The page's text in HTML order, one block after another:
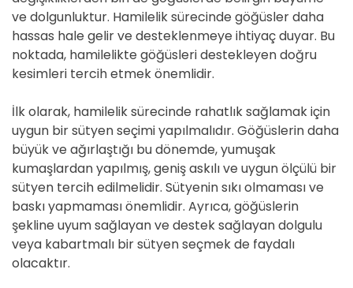
ve dolgunluktur. Hamilelik sürecinde göğüsler daha
hassas hale gelir ve desteklenmeye ihtiyaç duyar. Bu
noktada, hamilelikte göğüsleri destekleyen doğru
kesimleri tercih etmek önemlidir.
İlk olarak, hamilelik sürecinde rahatlık sağlamak için
uygun bir sütyen seçimi yapılmalıdır. Göğüslerin daha
büyük ve ağırlaştığı bu dönemde, yumuşak
kumaşlardan yapılmış, geniş askılı ve uygun ölçülü bir
sütyen tercih edilmelidir. Sütyenin sıkı olmaması ve
baskı yapmaması önemlidir. Ayrıca, göğüslerin
şekline uyum sağlayan ve destek sağlayan dolgulu
veya kabartmalı bir sütyen seçmek de faydalı
olacaktır.